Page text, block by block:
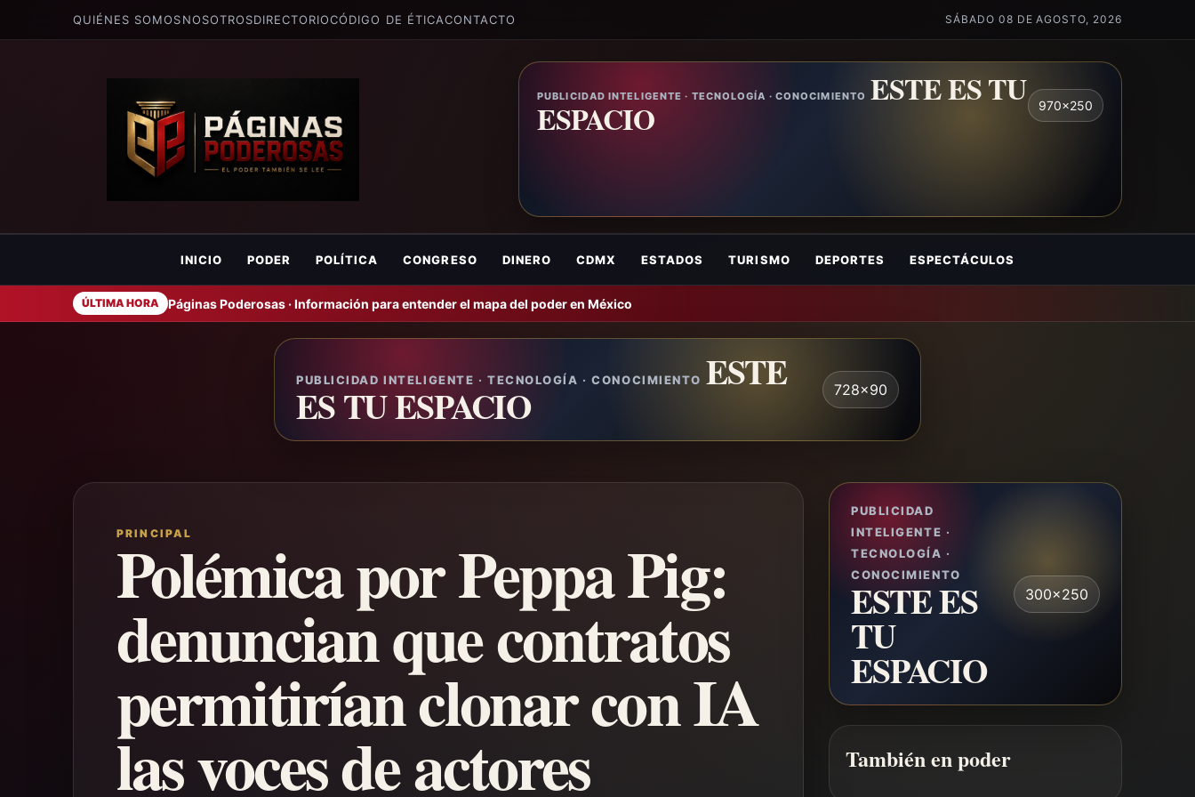
QUIÉNES SOMOSNOSOTROSDIRECTORIOCÓDIGO DE ÉTICACONTACTO SÁBADO 08 DE AGOSTO, 2026
PUBLICIDAD INTELIGENTE · TECNOLOGÍA · CONOCIMIENTO ESTE ES TU
ESPACIO 970x250
INICIO PODER POLÍTICA CONGRESO DINERO CDMX ESTADOS TURISMO DEPORTES ESPECTÁCULOS
ÚLTIMA HORA Páginas Poderosas · Información para entender el mapa del poder en México
PUBLICIDAD INTELIGENTE · TECNOLOGÍA · CONOCIMIENTO ESTE
ES TU ESPACIO 728x90
PRINCIPAL
Polémica por Peppa Pig:
denuncian que contratos
permitirían clonar con IA
las voces de actores
PUBLICIDAD
INTELIGENTE ·
TECNOLOGÍA ·
CONOCIMIENTO
ESTE ES
TU
ESPACIO
300x250
También en poder